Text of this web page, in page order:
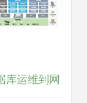
库运维到网